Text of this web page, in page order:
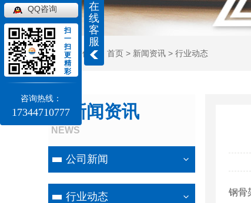
当前位置： 首页 > 新闻资讯 > 行业动态
新闻资讯
NEWS
公司新闻
行业动态
钢骨
在
线
客
服
QQ咨询
扫
一
扫
更
精
彩
咨询热线：
17344710777